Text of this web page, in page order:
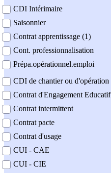
CDI Intérimaire
Saisonnier
Contrat apprentissage (1)
Cont. professionnalisation
Prépa.opérationnel.emploi
CDI de chantier ou d'opération
Contrat d'Engagement Educatif
Contrat intermittent
Contrat pacte
Contrat d'usage
CUI - CAE
CUI - CIE